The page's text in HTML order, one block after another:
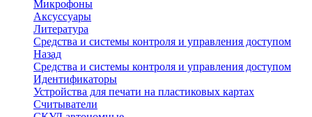
Микрофоны
Аксуссуары
Литература
Средства и системы контроля и управления доступом
Назад
Средства и системы контроля и управления доступом
Идентификаторы
Устройства для печати на пластиковых картах
Считыватели